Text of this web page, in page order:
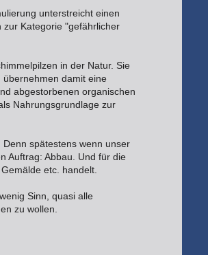
unterstreicht einen
zur Kategorie "gefährlicher
in der Natur. Sie
damit eine
abgestorbenen organischen
Nahrungsgrundlage zur
spätestens wenn unser
Auftrag: Abbau. Und für die
etc. handelt.
Sinn, quasi alle
zu wollen.